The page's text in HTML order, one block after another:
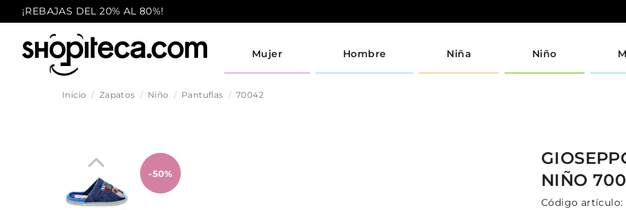
¡REBAJAS DEL 20% AL 80%!
Mujer Hombre Niña Niño
Inicio Zapatos Niño Pantuflas 70042
-50%
NIÑO
Código artículo: